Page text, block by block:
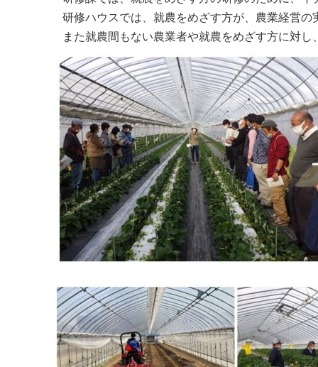
研修ハウスでは、就農をめざす方が、農業経営の
また就農間もない農業者や就農をめざす方に対し